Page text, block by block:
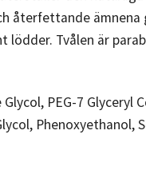
återfettande
lödder. Tvålen är
PEG-7 Glyceryl
Phenoxyethanol,